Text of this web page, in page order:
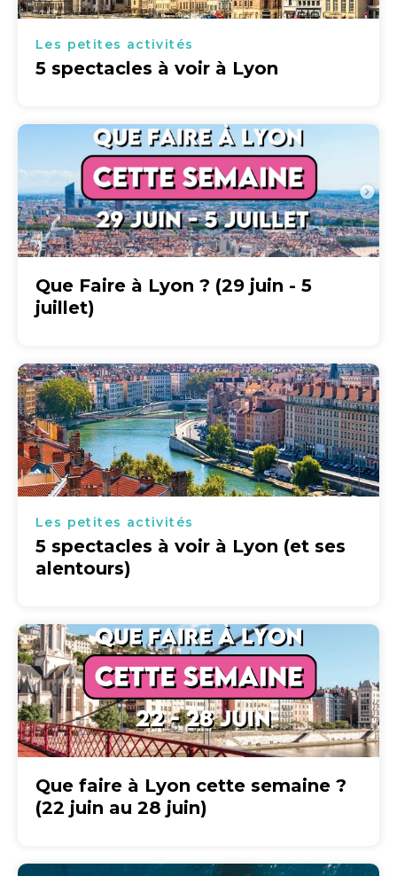
Les petites activités
5 spectacles à voir à Lyon
Que Faire à Lyon ? (29 juin - 5
juillet)
Les petites activités
5 spectacles à voir à Lyon (et ses
alentours)
Que faire à Lyon cette semaine ?
(22 juin au 28 juin)